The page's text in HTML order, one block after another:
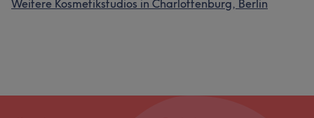
Weitere Kosmetikstudios in Charlottenburg, Berlin